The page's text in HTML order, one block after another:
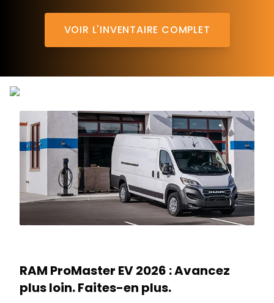
VOIR L'INVENTAIRE COMPLET
RAM ProMaster EV 2026 : Avancez
plus loin. Faites-en plus.